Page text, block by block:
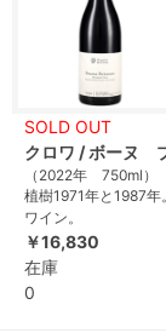
SOLD OUT
クロワ / ボーヌ
（2022年 750ml）
植樹1971年と1987
ワイン。
￥16,830
在庫
0